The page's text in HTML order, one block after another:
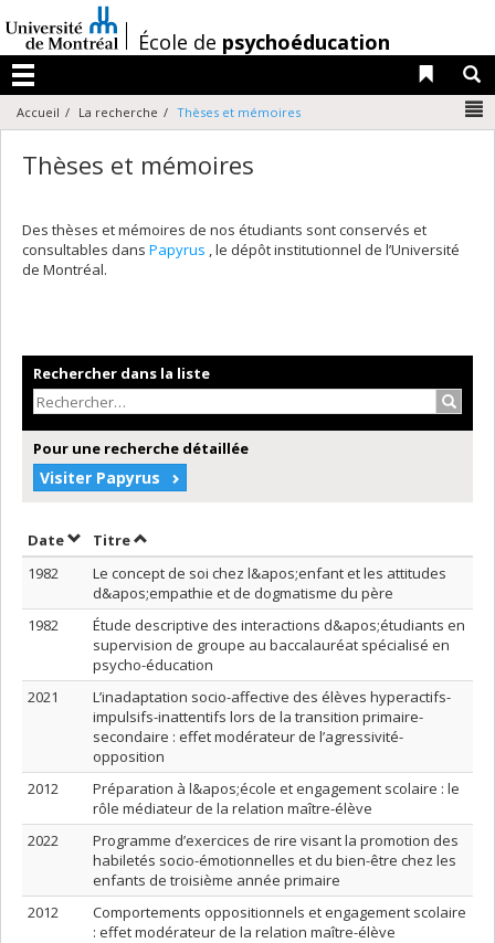
au
contenu
/École de psychoéducation
Menu
Liens
Accueil La recherche Thèses et mémoires
Thèses et mémoires
Des thèses et mémoires de nos étudiants sont conservés et
consultables dans Papyrus , le dépôt institutionnel de l’Université
de Montréal.
Rechercher dans la liste
Pour une recherche détaillée
Visiter Papyrus
DateTrier par date en ordre croissant
TitreTrier par titre en ordre croissant
1982
Le concept de soi chez l&apos;enfant et les attitudes
d&apos;empathie et de dogmatisme du père
1982
Étude descriptive des interactions d&apos;étudiants en
supervision de groupe au baccalauréat spécialisé en
psycho-éducation
2021
L’inadaptation socio-affective des élèves hyperactifs-
impulsifs-inattentifs lors de la transition primaire-
secondaire : effet modérateur de l’agressivité-
opposition
2012
Préparation à l&apos;école et engagement scolaire : le
rôle médiateur de la relation maître-élève
2022
Programme d’exercices de rire visant la promotion des
habiletés socio-émotionnelles et du bien-être chez les
enfants de troisième année primaire
2012
Comportements oppositionnels et engagement scolaire
: effet modérateur de la relation maître-élève